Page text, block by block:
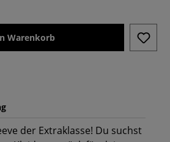
Warenkorb
der Extraklasse! Du suchst